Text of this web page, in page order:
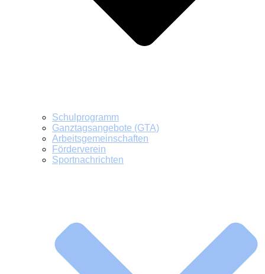
Schulprogramm
Ganztagsangebote (GTA)
Arbeitsgemeinschaften
Förderverein
Sportnachrichten